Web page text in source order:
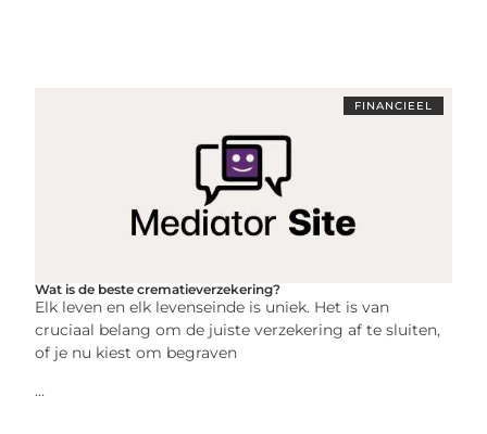
FINANCIEEL
Wat is de beste crematieverzekering?
Elk leven en elk levenseinde is uniek. Het is van
cruciaal belang om de juiste verzekering af te sluiten,
of je nu kiest om begraven
...